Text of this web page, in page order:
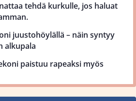
tehdä kurkulle, jos haluat
juustohöylällä – näin syntyy
alkupala
paistuu rapeaksi myös